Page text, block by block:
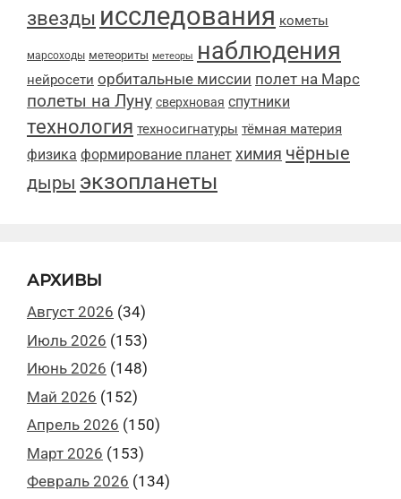
звезды исследования кометы
марсоходы метеориты метеоры наблюдения
нейросети орбитальные миссии полет на Марс
полеты на Луну сверхновая спутники
технология техносигнатуры тёмная материя
физика формирование планет химия чёрные
дыры экзопланеты
АРХИВЫ
Август 2026 (34)
Июль 2026 (153)
Июнь 2026 (148)
Май 2026 (152)
Апрель 2026 (150)
Март 2026 (153)
Февраль 2026 (134)